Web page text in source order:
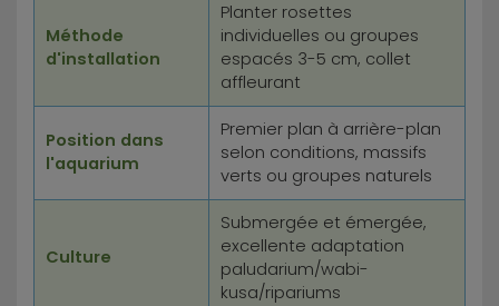
Méthode
d'installation
Planter rosettes
individuelles ou groupes
espacés 3-5 cm, collet
affleurant
Position dans
l'aquarium
Premier plan à arrière-plan
selon conditions, massifs
verts ou groupes naturels
Culture
Submergée et émergée,
excellente adaptation
paludarium/wabi-
kusa/ripariums